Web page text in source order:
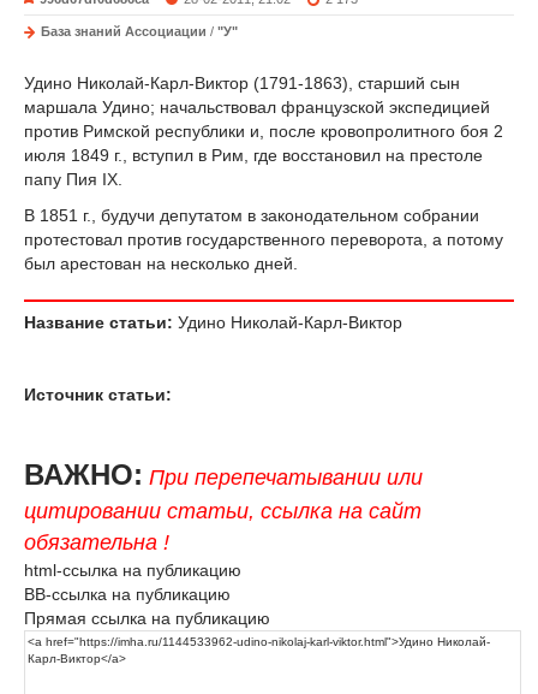
База знаний Ассоциации / "У"
Удино Николай-Карл-Виктор (1791-1863), старший сын
маршала Удино; начальствовал французской экспедицией
против Римской республики и, после кровопролитного боя 2
июля 1849 г., вступил в Рим, где восстановил на престоле
папу Пия IX.
В 1851 г., будучи депутатом в законодательном собрании
протестовал против государственного переворота, a потому
был арестован на несколько дней.
Название статьи: Удино Николай-Карл-Виктор
Источник статьи:
ВАЖНО: При перепечатывании или
цитировании статьи, ссылка на сайт
обязательна !
html-ссылка на публикацию
BB-ссылка на публикацию
Прямая ссылка на публикацию